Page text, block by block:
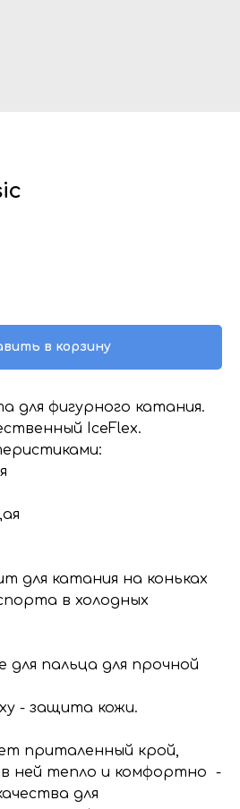
в корзину
для фигурного катания.
IceFlex.
для катания на коньках
в холодных
пальца для прочной
- защита кожи.
приталенный крой,
в ней тепло и комфортно -
для